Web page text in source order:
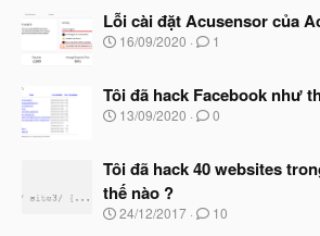
ầ
u
à
y
b
t
đ
ầ
Lỗi cài đặt Acusensor của
N
y
b
ắ
đ
ầ
u
16/09/2020 1
Tôi đã hack Facebook như
N
y
b
ắ
t
13/09/2020 0
Tôi đã hack 40 websites
thế nào ?
N
24/12/2017 10